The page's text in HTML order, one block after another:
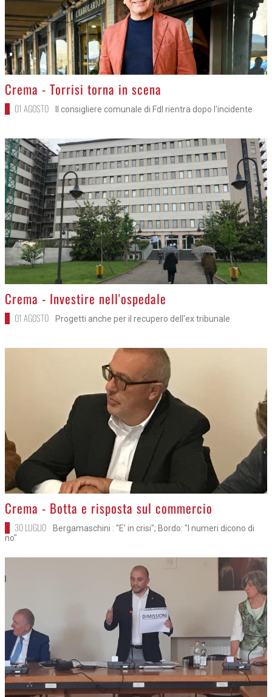
>
Crema - Torrisi torna in scena
01 AGOSTO Il consigliere comunale di FdI rientra dopo l'incidente
>
Crema - Investire nell'ospedale
01 AGOSTO Progetti anche per il recupero dell'ex tribunale
>
Crema - Botta e risposta sul commercio
30 LUGLIO
Bergamaschini : "E' in crisi"; Bordo: "I numeri dicono di
no"